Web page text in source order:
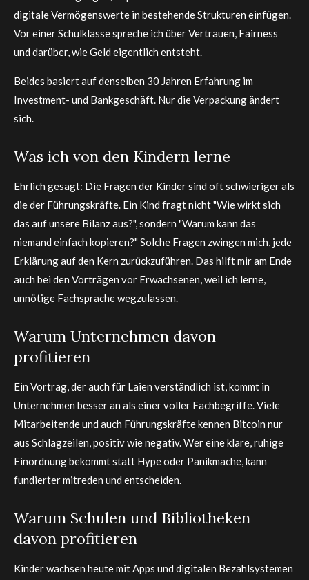
digitale Vermögenswerte in bestehende Strukturen einfügen.
Vor einer Schulklasse spreche ich über Vertrauen, Fairness
und darüber, wie Geld eigentlich entsteht.
Beides basiert auf denselben 30 Jahren Erfahrung im
Investment- und Bankgeschäft. Nur die Verpackung ändert
sich.
Was ich von den Kindern lerne
Ehrlich gesagt: Die Fragen der Kinder sind oft schwieriger als
die der Führungskräfte. Ein Kind fragt nicht "Wie wirkt sich
das auf unsere Bilanz aus?", sondern "Warum kann das
niemand einfach kopieren?" Solche Fragen zwingen mich, jede
Erklärung auf den Kern zurückzuführen. Das hilft mir am Ende
auch bei den Vorträgen vor Erwachsenen, weil ich lerne,
unnötige Fachsprache wegzulassen.
Warum Unternehmen davon
profitieren
Ein Vortrag, der auch für Laien verständlich ist, kommt in
Unternehmen besser an als einer voller Fachbegriffe. Viele
Mitarbeitende und auch Führungskräfte kennen Bitcoin nur
aus Schlagzeilen, positiv wie negativ. Wer eine klare, ruhige
Einordnung bekommt statt Hype oder Panikmache, kann
fundierter mitreden und entscheiden.
Warum Schulen und Bibliotheken
davon profitieren
Kinder wachsen heute mit Apps und digitalen Bezahlsystemen